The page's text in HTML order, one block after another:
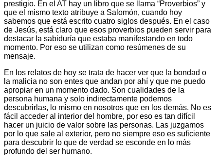
prestigio. En el AT hay un libro que se llama “Proverbios” y
que el mismo texto atribuye a Salomón, cuando hoy
sabemos que está escrito cuatro siglos después. En el caso
de Jesús, está claro que esos proverbios pueden servir para
destacar la sabiduría que estaba manifestando en todo
momento. Por eso se utilizan como resúmenes de su
mensaje.
En los relatos de hoy se trata de hacer ver que la bondad o
la malicia no son entes que andan por ahí y que me puedo
apropiar en un momento dado. Son cualidades de la
persona humana y solo indirectamente podemos
descubrirlas, lo mismo en nosotros que en los demás. No es
fácil acceder al interior del hombre, por eso es tan difícil
hacer un juicio de valor sobre las personas. Las juzgamos
por lo que sale al exterior, pero no siempre eso es suficiente
para descubrir lo que de verdad se esconde en lo más
profundo del ser humano.